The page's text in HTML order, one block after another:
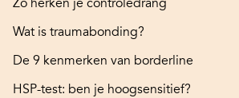
Wat is traumabonding?
De 9 kenmerken van borderline
HSP-test: ben je hoogsensitief?